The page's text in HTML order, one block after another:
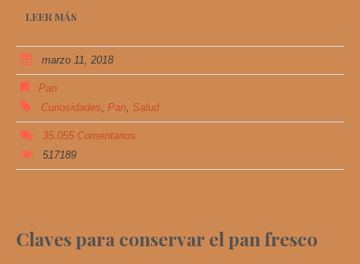
LEER MÁS
marzo 11, 2018
Pan
Curiosidades, Pan, Salud
35.055 Comentarios
517189
Claves para conservar el pan fresco